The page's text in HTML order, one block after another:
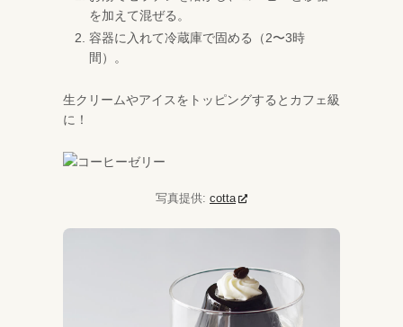
を加えて混ぜる。
容器に入れて冷蔵庫で固める（2〜3時
間）。
生クリームやアイスをトッピングするとカフェ級
に！
写真提供: cotta